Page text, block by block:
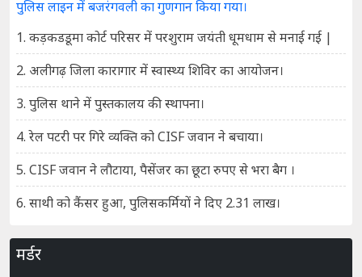
पुलिस लाइन में बजरंगवली का गुणगान किया गया।
1. कड़कडडूमा कोर्ट परिसर में परशुराम जयंती धूमधाम से मनाई गई |
2. अलीगढ़ जिला कारागार में स्वास्थ्य शिविर का आयोजन।
3. पुलिस थाने में पुस्तकालय की स्थापना।
4. रेल पटरी पर गिरे व्यक्ति को CISF जवान ने बचाया।
5. CISF जवान ने लौटाया, पैसेंजर का छूटा रुपए से भरा बैग ।
6. साथी को कैंसर हुआ, पुलिसकर्मियों ने दिए 2.31 लाख।
मर्डर